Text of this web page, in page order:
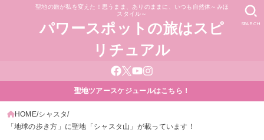
聖地の旅が私を変えた！思うまま、ありのままに、いつも自然体～みほ
スタイル～
パワースポットの旅はスピ
リチュアル
SEARCH
聖地ツアースケジュールはこちら！
HOME シャスタ
「地球の歩き方」に聖地「シャスタ山」が載っています！